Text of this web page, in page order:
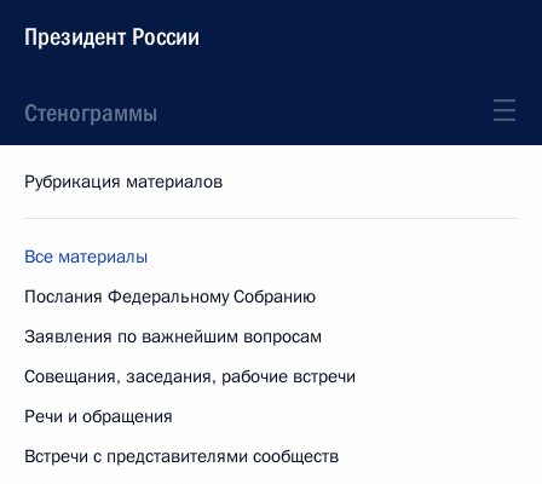
Президент России
Стенограммы
Рубрикация материалов
Все материалы
Послания Федеральному Собранию
Заявления по важнейшим вопросам
Совещания, заседания, рабочие встречи
Речи и обращения
Встречи с представителями сообществ